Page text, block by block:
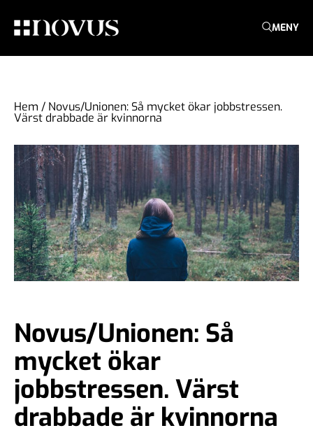
MENY
Hem / Novus/Unionen: Så mycket ökar jobbstressen.
Värst drabbade är kvinnorna
Novus/Unionen: Så
mycket ökar
jobbstressen. Värst
drabbade är kvinnorna